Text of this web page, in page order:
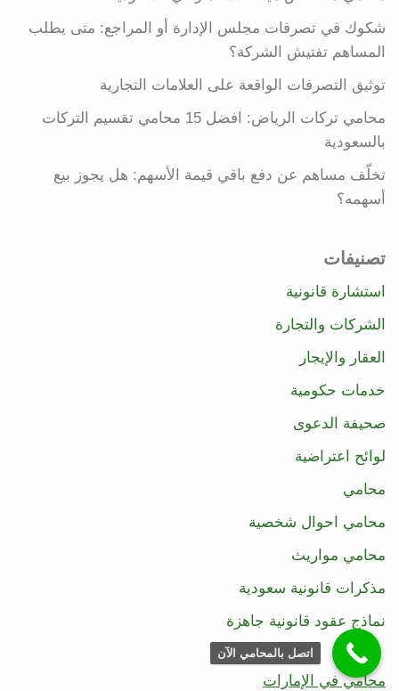
شكوك في تصرفات مجلس الإدارة أو المراجع: متى يطلب
المساهم تفتيش الشركة؟
توثيق التصرفات الواقعة على العلامات التجارية
محامي تركات الرياض: افضل 15 محامي تقسيم التركات
بالسعودية
تخلّف مساهم عن دفع باقي قيمة الأسهم: هل يجوز بيع
أسهمه؟
تصنيفات
استشارة قانونية
الشركات والتجارة
العقار والإيجار
خدمات حكومية
صحيفة الدعوى
لوائح اعتراضية
محامي
محامي احوال شخصية
محامي مواريث
مذكرات قانونية سعودية
نماذج عقود قانونية جاهزة
محامي في الإمارات
اتصل بالمحامي الآن